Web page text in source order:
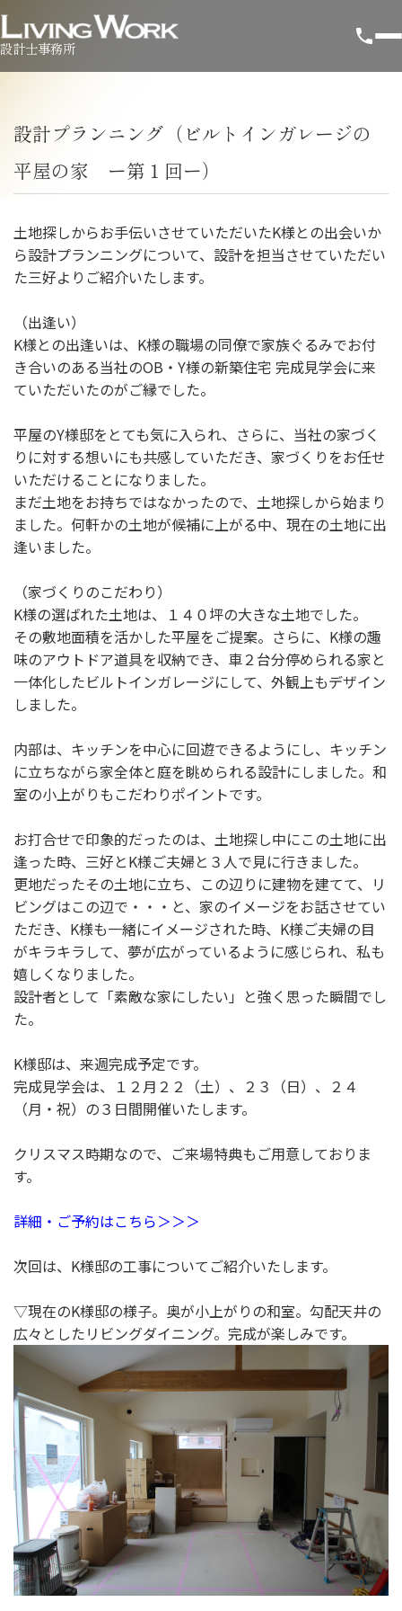
設計士事務所
設計プランニング（ビルトインガレージの
平屋の家 ー第１回ー）
土地探しからお手伝いさせていただいたK様との出会いか
ら設計プランニングについて、設計を担当させていただい
た三好よりご紹介いたします。
（出逢い）
K様との出逢いは、K様の職場の同僚で家族ぐるみでお付
き合いのある当社のOB・Y様の新築住宅 完成見学会に来
ていただいたのがご縁でした。
平屋のY様邸をとても気に入られ、さらに、当社の家づく
りに対する想いにも共感していただき、家づくりをお任せ
いただけることになりました。
まだ土地をお持ちではなかったので、土地探しから始まり
ました。何軒かの土地が候補に上がる中、現在の土地に出
逢いました。
（家づくりのこだわり）
K様の選ばれた土地は、１４０坪の大きな土地でした。
その敷地面積を活かした平屋をご提案。さらに、K様の趣
味のアウトドア道具を収納でき、車２台分停められる家と
一体化したビルトインガレージにして、外観上もデザイン
しました。
内部は、キッチンを中心に回遊できるようにし、キッチン
に立ちながら家全体と庭を眺められる設計にしました。和
室の小上がりもこだわりポイントです。
お打合せで印象的だったのは、土地探し中にこの土地に出
逢った時、三好とK様ご夫婦と３人で見に行きました。
更地だったその土地に立ち、この辺りに建物を建てて、リ
ビングはこの辺で・・・と、家のイメージをお話させてい
ただき、K様も一緒にイメージされた時、K様ご夫婦の目
がキラキラして、夢が広がっているように感じられ、私も
嬉しくなりました。
設計者として「素敵な家にしたい」と強く思った瞬間でし
た。
K様邸は、来週完成予定です。
完成見学会は、１２月２２（土）、２３（日）、２４
（月・祝）の３日間開催いたします。
クリスマス時期なので、ご来場特典もご用意しておりま
す。
詳細・ご予約はこちら＞＞＞
次回は、K様邸の工事についてご紹介いたします。
▽現在のK様邸の様子。奥が小上がりの和室。勾配天井の
広々としたリビングダイニング。完成が楽しみです。